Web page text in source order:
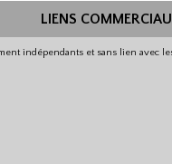
LIENS
indépendants et sans lien avec